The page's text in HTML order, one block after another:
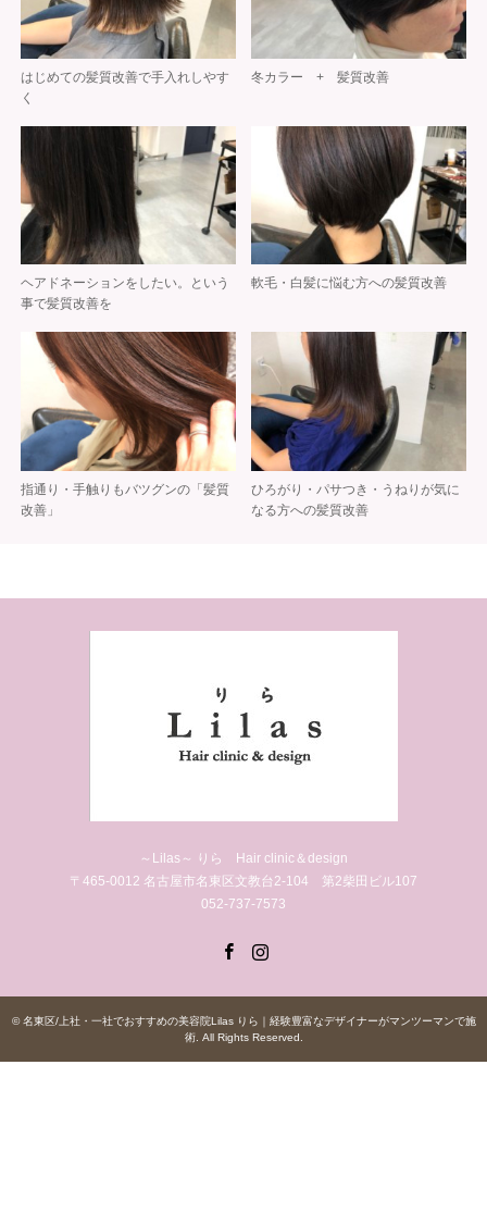
はじめての髪質改善で手入れしやす
く
冬カラー + 髪質改善
ヘアドネーションをしたい。という
事で髪質改善を
軟毛・白髪に悩む方への髪質改善
指通り・手触りもバツグンの「髪質
改善」
ひろがり・パサつき・うねりが気に
なる方への髪質改善
～Lilas～ りら Hair clinic＆design
〒465-0012 名古屋市名東区文教台2-104 第2柴田ビル107
052-737-7573
©名東区/上社・一社でおすすめの美容院Lilas りら｜経験豊富なデザイナーがマンツーマンで施
術. All Rights Reserved.